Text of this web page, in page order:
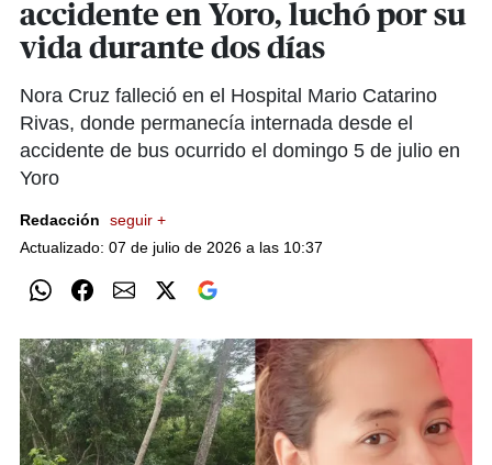
accidente en Yoro, luchó por su
vida durante dos días
Nora Cruz falleció en el Hospital Mario Catarino
Rivas, donde permanecía internada desde el
accidente de bus ocurrido el domingo 5 de julio en
Yoro
Redacción
seguir +
Actualizado: 07 de julio de 2026 a las 10:37